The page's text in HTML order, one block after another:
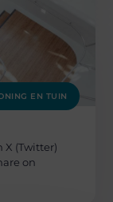
EN TUIN
X (Twitter)
on